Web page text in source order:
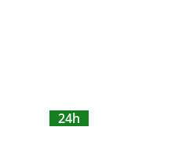
24h